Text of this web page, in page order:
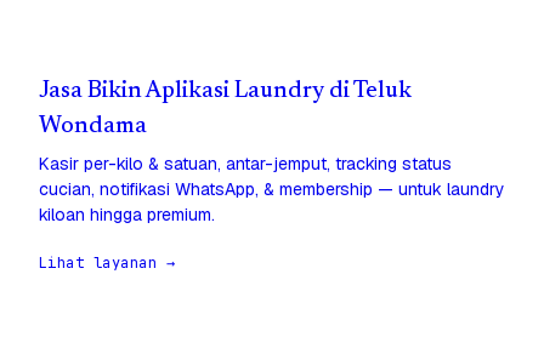
Jasa Bikin Aplikasi Laundry di Teluk
Wondama
Kasir per-kilo & satuan, antar-jemput, tracking status
cucian, notifikasi WhatsApp, & membership — untuk laundry
kiloan hingga premium.
Lihat layanan →